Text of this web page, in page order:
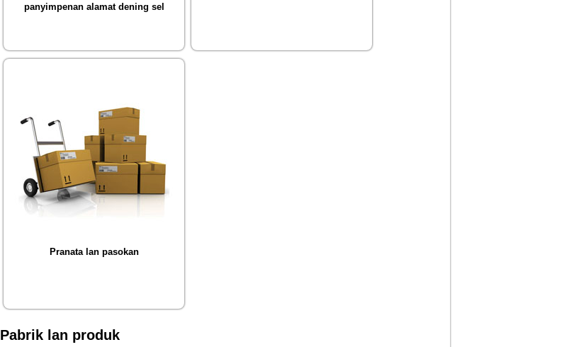
panyimpenan alamat dening sel
Pranata lan pasokan
Pabrik lan produk